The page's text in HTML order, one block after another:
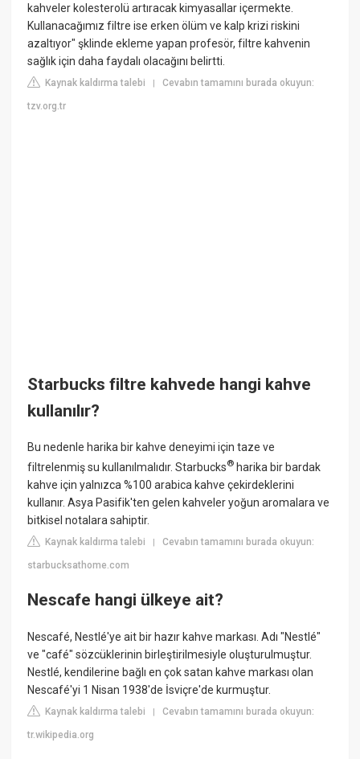
kahveler kolesterolü artıracak kimyasallar içermekte.
Kullanacağımız filtre ise erken ölüm ve kalp krizi riskini
azaltıyor" şklinde ekleme yapan profesör, filtre kahvenin
sağlık için daha faydalı olacağını belirtti.
Kaynak kaldırma talebi |Cevabın tamamını burada okuyun:
tzv.org.tr
Starbucks filtre kahvede hangi kahve
kullanılır?
Bu nedenle harika bir kahve deneyimi için taze ve
filtrelenmiş su kullanılmalıdır. Starbucks® harika bir bardak
kahve için yalnızca %100 arabica kahve çekirdeklerini
kullanır. Asya Pasifik'ten gelen kahveler yoğun aromalara ve
bitkisel notalara sahiptir.
Kaynak kaldırma talebi |Cevabın tamamını burada okuyun:
starbucksathome.com
Nescafe hangi ülkeye ait?
Nescafé, Nestlé'ye ait bir hazır kahve markası. Adı "Nestlé"
ve "café" sözcüklerinin birleştirilmesiyle oluşturulmuştur.
Nestlé, kendilerine bağlı en çok satan kahve markası olan
Nescafé'yi 1 Nisan 1938'de İsviçre'de kurmuştur.
Kaynak kaldırma talebi |Cevabın tamamını burada okuyun:
tr.wikipedia.org